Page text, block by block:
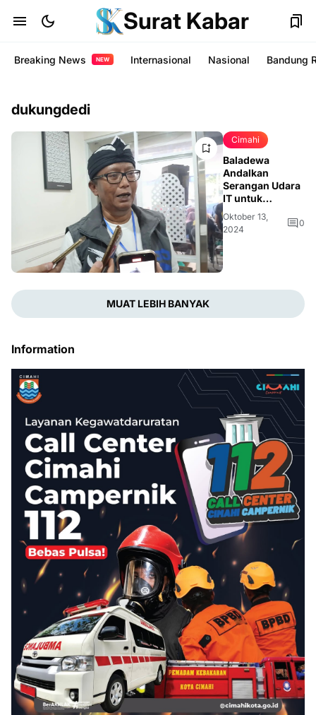
Surat Kabar
Breaking News NEW Internasional Nasional Bandung
dukungdedi
Cimahi
Baladewa
Andalkan
Serangan Udara
IT untuk
Menangkan Dedi
Mulyadi-Erwan
Oktober 13,
2024
0
MUAT LEBIH BANYAK
Information